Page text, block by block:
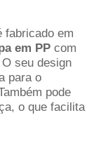
fabricado em
em PP com
seu design
para o
pode
o que facilita